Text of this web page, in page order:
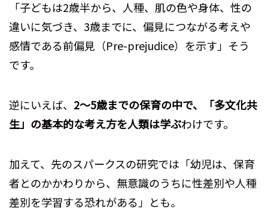
「子どもは2歳半から、人種、肌の色や身体、性の
違いに気づき、3歳までに、偏見につながる考えや
感情である前偏見（Pre-prejudice）を示す」そう
です。
逆にいえば、 2～5歳までの保育の中で、「多文化共
生」の基本的な考え方を人類は学ぶわけです。
加えて、先のスパークスの研究では「幼児は、保育
者とのかかわりから、無意識のうちに性差別や人種
差別を学習する恐れがある」とも。